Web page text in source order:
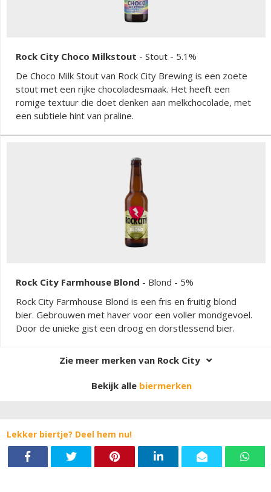
Rock City Choco Milkstout - Stout - 5.1%
De Choco Milk Stout van Rock City Brewing is een zoete
stout met een rijke chocoladesmaak. Het heeft een
romige textuur die doet denken aan melkchocolade, met
een subtiele hint van praline.
Rock City Farmhouse Blond - Blond - 5%
Rock City Farmhouse Blond is een fris en fruitig blond
bier. Gebrouwen met haver voor een voller mondgevoel.
Door de unieke gist een droog en dorstlessend bier.
Zie meer merken van Rock City
Bekijk alle biermerken
Lekker biertje? Deel hem nu!